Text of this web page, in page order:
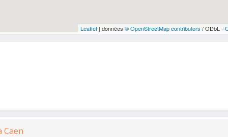
Leaflet| données © OpenStreetMap contributors / ODbL -
Caen